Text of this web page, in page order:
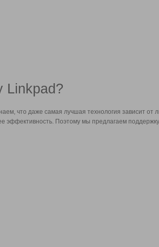
Linkpad?
что даже самая лучшая технология зависит от
эффективность. Поэтому мы предлагаем